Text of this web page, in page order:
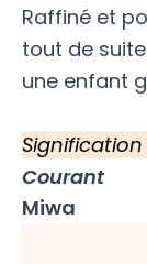
Raffiné et
tout de
une enfant
Signification
Courant
Miwa